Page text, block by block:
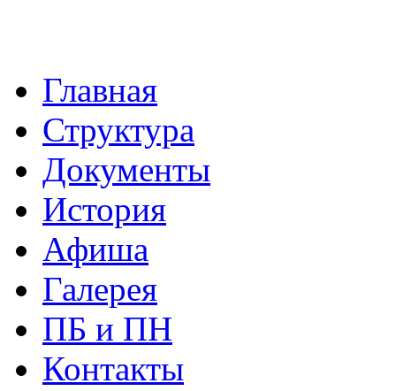
Главная
Структура
Документы
История
Афиша
Галерея
ПБ и ПН
Контакты